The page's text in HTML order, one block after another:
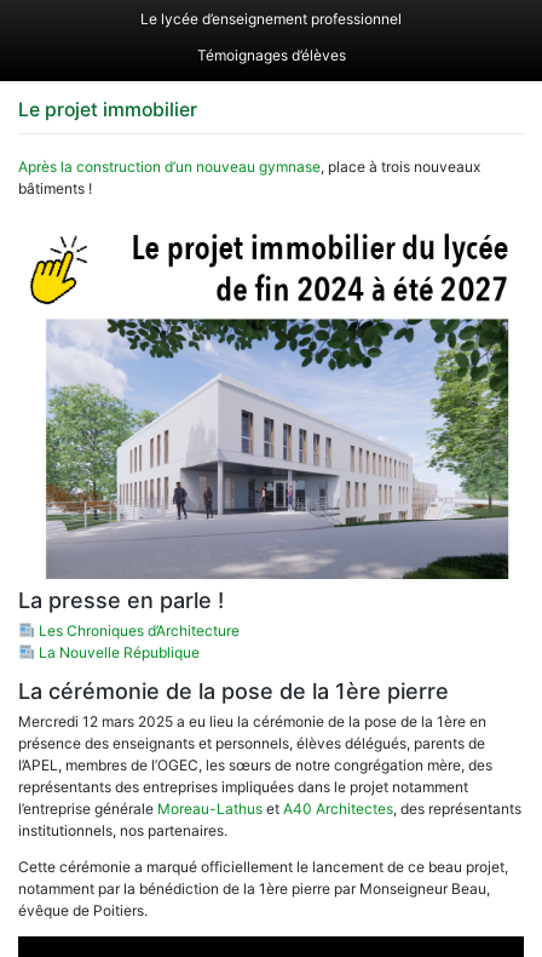
Le lycée d’enseignement professionnel
Témoignages d’élèves
Le projet immobilier
Après la construction d’un nouveau gymnase, place à trois nouveaux
bâtiments !
La presse en parle !
Les Chroniques d’Architecture
La Nouvelle République
La cérémonie de la pose de la 1ère pierre
Mercredi 12 mars 2025 a eu lieu la cérémonie de la pose de la 1ère en
présence des enseignants et personnels, élèves délégués, parents de
l’APEL, membres de l’OGEC, les sœurs de notre congrégation mère, des
représentants des entreprises impliquées dans le projet notamment
l’entreprise générale Moreau-Lathus et A40 Architectes, des représentants
institutionnels, nos partenaires.
Cette cérémonie a marqué officiellement le lancement de ce beau projet,
notamment par la bénédiction de la 1ère pierre par Monseigneur Beau,
évêque de Poitiers.